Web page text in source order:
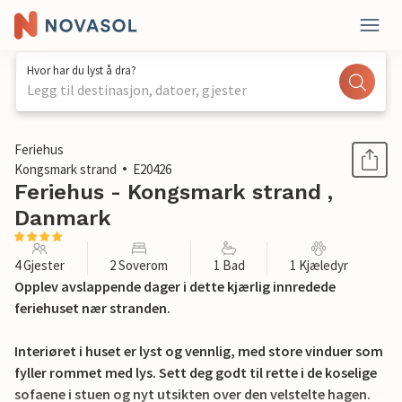
Hvor har du lyst å dra?
Legg til destinasjon, datoer, gjester
1 / 17
Feriehus
Kongsmark strand
E20426
Feriehus - Kongsmark strand ,
Danmark
4 Gjester 2 Soverom 1 Bad 1 Kjæledyr
Opplev avslappende dager i dette kjærlig innredede
feriehuset nær stranden.
Interiøret i huset er lyst og vennlig, med store vinduer som
fyller rommet med lys. Sett deg godt til rette i de koselige
sofaene i stuen og nyt utsikten over den velstelte hagen.